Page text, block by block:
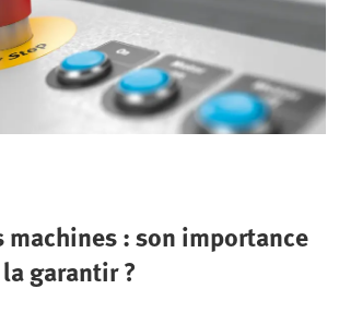
machines : son importance
garantir ?